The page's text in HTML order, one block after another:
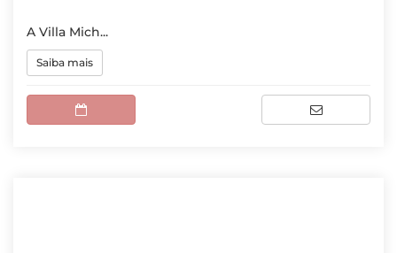
A Villa Mich...
Saiba mais